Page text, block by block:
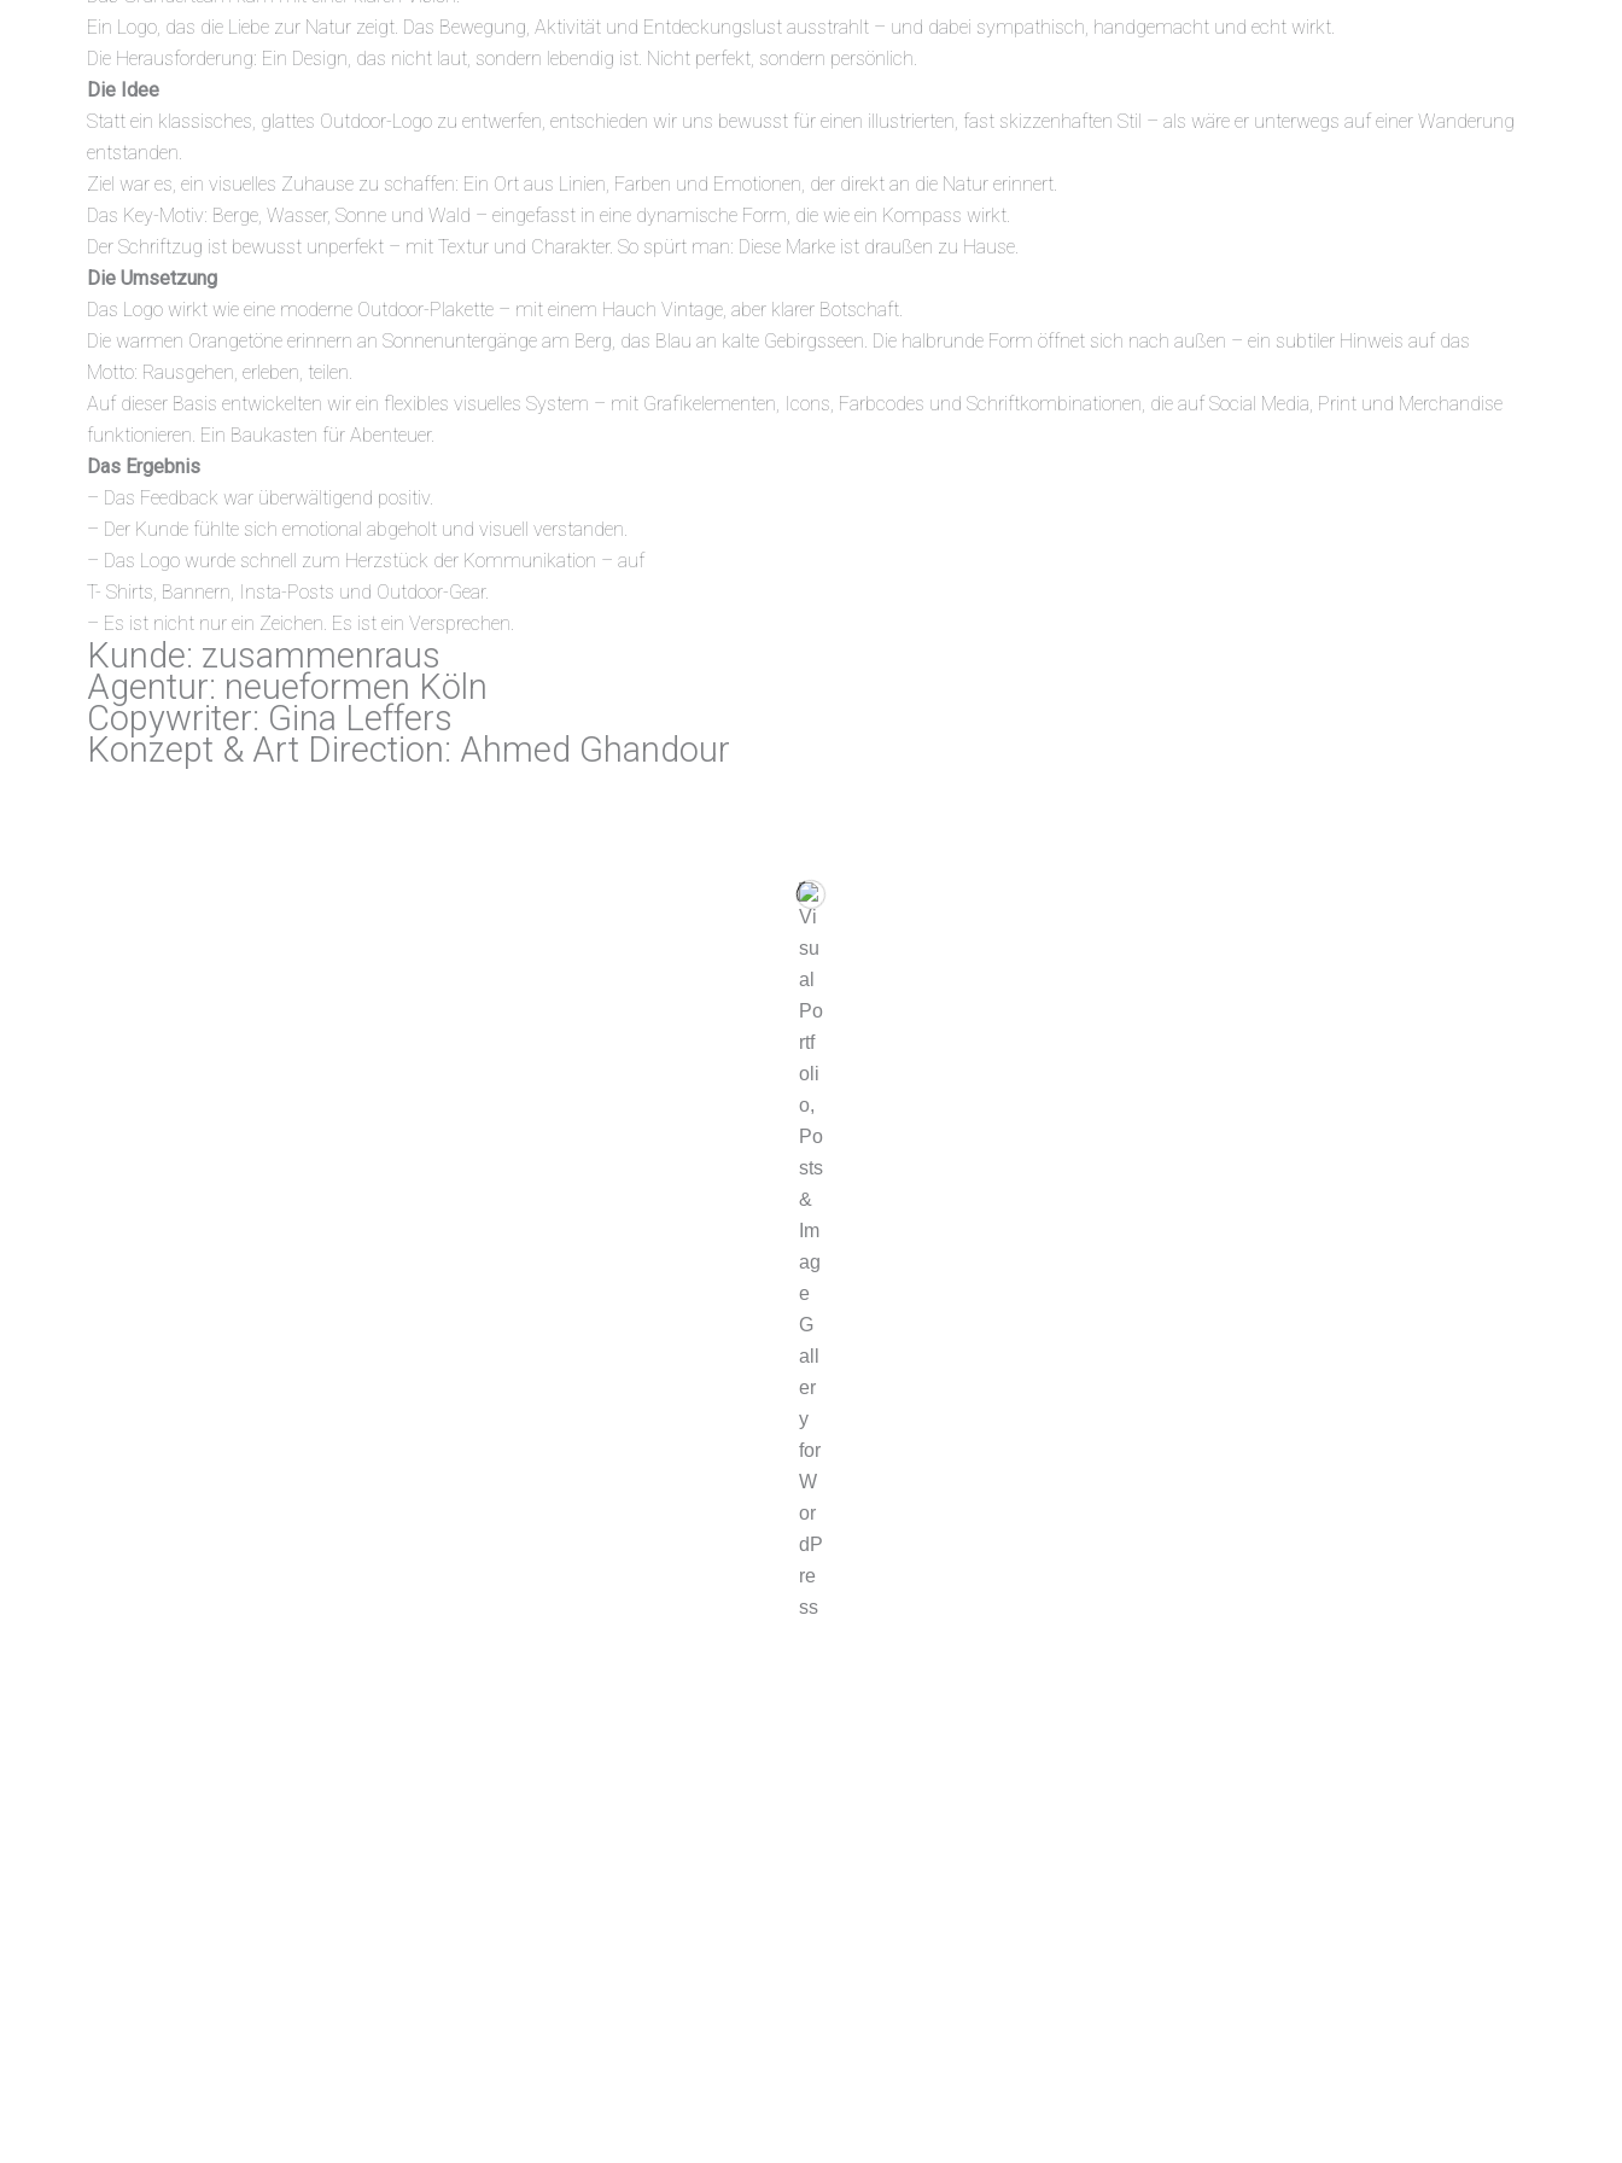
Ein Logo, das die Liebe zur Natur zeigt. Das Bewegung, Aktivität und Entdeckungslust ausstrahlt – und dabei sympathisch, handgemacht und echt wirkt.
Die Herausforderung: Ein Design, das nicht laut, sondern lebendig ist. Nicht perfekt, sondern persönlich.
Die Idee
Statt ein klassisches, glattes Outdoor-Logo zu entwerfen, entschieden wir uns bewusst für einen illustrierten, fast skizzenhaften Stil – als wäre er unterwegs auf einer Wanderung
entstanden.
Ziel war es, ein visuelles Zuhause zu schaffen: Ein Ort aus Linien, Farben und Emotionen, der direkt an die Natur erinnert.
Das Key-Motiv: Berge, Wasser, Sonne und Wald – eingefasst in eine dynamische Form, die wie ein Kompass wirkt.
Der Schriftzug ist bewusst unperfekt – mit Textur und Charakter. So spürt man: Diese Marke ist draußen zu Hause.
Die Umsetzung
Das Logo wirkt wie eine moderne Outdoor-Plakette – mit einem Hauch Vintage, aber klarer Botschaft.
Die warmen Orangetöne erinnern an Sonnenuntergänge am Berg, das Blau an kalte Gebirgsseen. Die halbrunde Form öffnet sich nach außen – ein subtiler Hinweis auf das
Motto: Rausgehen, erleben, teilen.
Auf dieser Basis entwickelten wir ein flexibles visuelles System – mit Grafikelementen, Icons, Farbcodes und Schriftkombinationen, die auf Social Media, Print und Merchandise
funktionieren. Ein Baukasten für Abenteuer.
Das Ergebnis
– Das Feedback war überwältigend positiv.
– Der Kunde fühlte sich emotional abgeholt und visuell verstanden.
– Das Logo wurde schnell zum Herzstück der Kommunikation – auf
T- Shirts, Bannern, Insta-Posts und Outdoor-Gear.
– Es ist nicht nur ein Zeichen. Es ist ein Versprechen.
Kunde: zusammenraus
Agentur: neueformen Köln
Copywriter: Gina Leffers
Konzept & Art Direction: Ahmed Ghandour